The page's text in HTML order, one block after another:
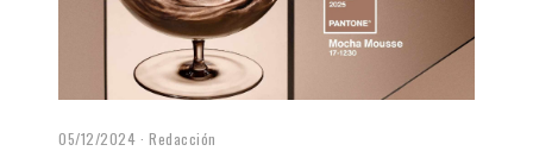
05/12/2024 Redacción